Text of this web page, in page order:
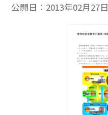
公開日： 2013年02月27日